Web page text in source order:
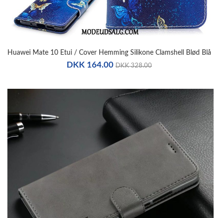
Huawei Mate 10 Etui / Cover Hemming Silikone Clamshell Blød Blå
DKK 164.00 DKK 328.00